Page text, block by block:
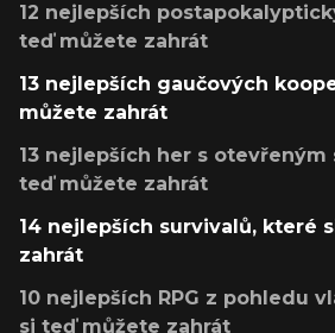
12 nejlepších
teď můžete zahrát
13 nejlepších gaučových
můžete zahrát
13 nejlepších her s otevřeným
teď můžete zahrát
14 nejlepších survivalů, které
zahrát
10 nejlepších RPG z pohledu
si teď můžete zahrát